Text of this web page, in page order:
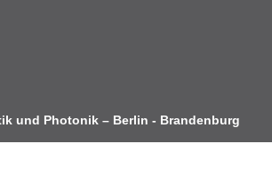
und Photonik – Berlin - Brandenburg